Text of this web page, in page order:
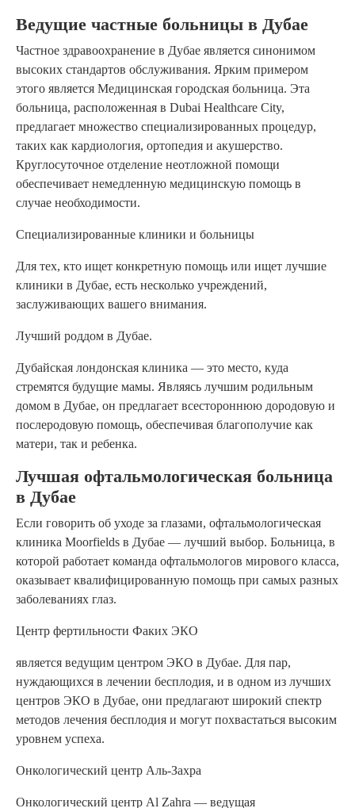
Ведущие частные больницы в Дубае
Частное здравоохранение в Дубае является синонимом
высоких стандартов обслуживания. Ярким примером
этого является Медицинская городская больница. Эта
больница, расположенная в Dubai Healthcare City,
предлагает множество специализированных процедур,
таких как кардиология, ортопедия и акушерство.
Круглосуточное отделение неотложной помощи
обеспечивает немедленную медицинскую помощь в
случае необходимости.
Специализированные клиники и больницы
Для тех, кто ищет конкретную помощь или ищет лучшие
клиники в Дубае, есть несколько учреждений,
заслуживающих вашего внимания.
Лучший роддом в Дубае.
Дубайская лондонская клиника — это место, куда
стремятся будущие мамы. Являясь лучшим родильным
домом в Дубае, он предлагает всестороннюю дородовую и
послеродовую помощь, обеспечивая благополучие как
матери, так и ребенка.
Лучшая офтальмологическая больница
в Дубае
Если говорить об уходе за глазами, офтальмологическая
клиника Moorfields в Дубае — лучший выбор. Больница, в
которой работает команда офтальмологов мирового класса,
оказывает квалифицированную помощь при самых разных
заболеваниях глаз.
Центр фертильности Факих ЭКО
является ведущим центром ЭКО в Дубае. Для пар,
нуждающихся в лечении бесплодия, и в одном из лучших
центров ЭКО в Дубае, они предлагают широкий спектр
методов лечения бесплодия и могут похвастаться высоким
уровнем успеха.
Онкологический центр Аль-Захра
Онкологический центр Al Zahra — ведущая